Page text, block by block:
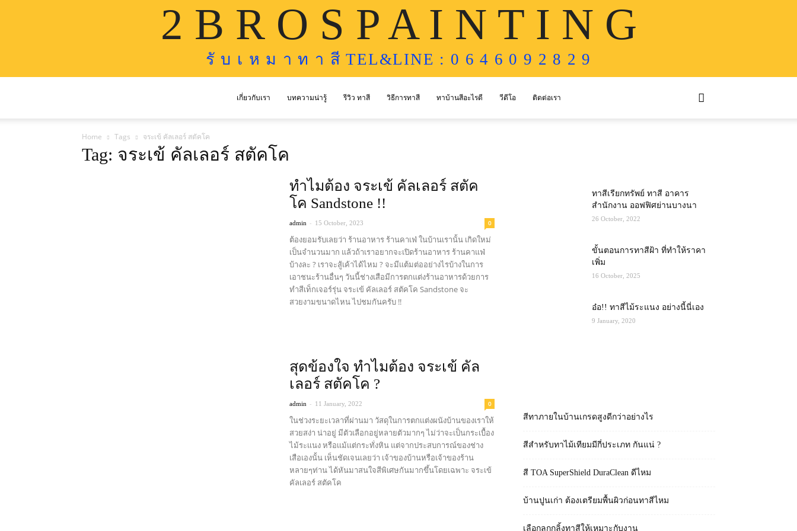
2 B R O S P A I N T I N G
รั บ เ ห ม า ท า สี TEL&LINE : 0 6 4 6 0 9 2 8 2 9
เกี่ยวกับเรา บทความน่ารู้ รีวิว ทาสี วิธีการทาสี ทาบ้านสีอะไรดี วีดีโอ ติดต่อเรา
Home Tags จระเข้ คัลเลอร์ สตัคโค
Tag: จระเข้ คัลเลอร์ สตัคโค
ทำไมต้อง จระเข้ คัลเลอร์ สตัค
โค Sandstone !!
admin - 15 October, 2023 0
ต้องยอมรับเลยว่า ร้านอาหาร ร้านคาเฟ่ ในบ้านเรานั้น เกิดใหม่
เป็นจำนวนมาก แล้วถ้าเราอยากจะเปิดร้านอาหาร ร้านคาแฟ่
บ้างละ ? เราจะสู้เค้าได้ไหม ? จะมีเเต้มต่ออย่างไรบ้างในการ
เอาชนะร้านอื่นๆ วันนี้ช่างเสือมีการตกแต่งร้านอาหารด้วยการ
ทำสีเท็กเจอร์รุ่น จระเข้ คัลเลอร์ สตัคโค Sandstone จะ
สวยงามขนาดไหน ไปชมกันครับ !!
สุดข้องใจ ทำไมต้อง จระเข้ คัล
เลอร์ สตัคโค ?
admin - 11 January, 2022 0
ในช่วงระยะเวลาที่ผ่านมา วัสดุในการตกเเต่งผนังบ้านของเราให้
สวยสง่า น่าอยู่ มีตัวเลือกอยู่หลายตัวมากๆ ไม่ว่าจะเป็นกระเบื้อง
ไม้ระเเนง หรือเเม้เเต่กระทั่งหิน แต่จากประสบการณ์ของช่าง
เสือเองนั้น เห็นชัดเจนเลยว่า เจ้าของบ้านหรือเจ้าของร้าน
หลายๆท่าน ได้หันมาสนใจสีพิเศษกันมากขึ้นโดยเฉพาะ จระเข้
คัลเลอร์ สตัคโค
ทาสีเรียกทรัพย์ ทาสี อาคาร
สำนักงาน ออฟฟิศย่านบางนา
26 October, 2022
ขั้นตอนการทาสีฝ้า ที่ทำให้ราคา
เพิ่ม
16 October, 2025
อ๋อ!! ทาสีไม้ระแนง อย่างนี้นี่เอง
9 January, 2020
สีทาภายในบ้านเกรดสูงดีกว่าอย่างไร
สีสำหรับทาไม้เทียมมีกี่ประเภท กันแน่ ?
สี TOA SuperShield DuraClean ดีไหม
บ้านปูนเก่า ต้องเตรียมพื้นผิวก่อนทาสีไหม
เลือกลูกกลิ้งทาสีให้เหมาะกับงาน